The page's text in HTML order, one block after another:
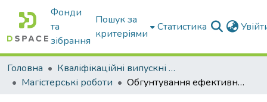
Фонди
та
зібрання
Пошук за
критеріями
Статистика
Головна
Кваліфікаційні випускні роботи бакалаврів і магістрів
Магістерські роботи
Обгунтування ефективного використання машин та засобів механізації при виробництві озимої пшениці в умовах агропромислового виробництва ТОВ " Преображенське" Гуляйпільского району Запорізької області: пояснювальна записка до дипломної роботи здобувача СВО Магістр